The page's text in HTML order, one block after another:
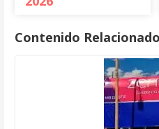
Contenido